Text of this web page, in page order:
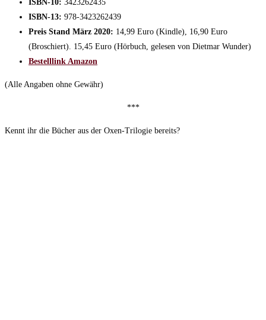
ISBN-10: 3423262435
ISBN-13: 978-3423262439
Preis Stand März 2020: 14,99 Euro (Kindle), 16,90 Euro
(Broschiert). 15,45 Euro (Hörbuch, gelesen von Dietmar Wunder)
Bestelllink Amazon
(Alle Angaben ohne Gewähr)
***
Kennt ihr die Bücher aus der Oxen-Trilogie bereits?